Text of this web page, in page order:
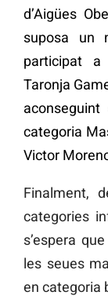
d’Aigües
suposa un
participat
Taronja
categoria
Victor
Finalment,
categories
s’espera
les seues
en categoria